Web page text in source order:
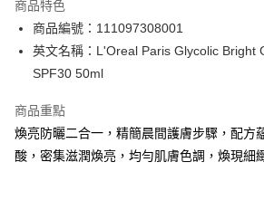
PayMe
WeChat Pay
送貨方式
順豐自助櫃 - 確認發貨後1-3個工作天送達
商品特色
商品編號：111097308001
英文名稱：L'Oreal Paris Glycolic Bright
SPF30 50ml
商品重點
煥亮防曬二合一，精簡晨間護膚步驟，配方
酸，密集滋潤煥亮，均勻肌膚色調，煥現細